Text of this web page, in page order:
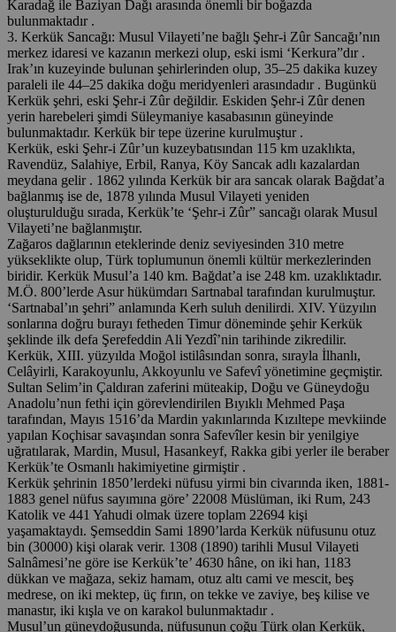
Karadağ ile Baziyan Dağı arasında önemli bir boğazda
bulunmaktadır .
3. Kerkük Sancağı: Musul Vilayeti’ne bağlı Şehr-i Zûr Sancağı’nın
merkez idaresi ve kazanın merkezi olup, eski ismi ‘Kerkura”dır .
Irak’ın kuzeyinde bulunan şehirlerinden olup, 35–25 dakika kuzey
paraleli ile 44–25 dakika doğu meridyenleri arasındadır . Bugünkü
Kerkük şehri, eski Şehr-i Zûr değildir. Eskiden Şehr-i Zûr denen
yerin harebeleri şimdi Süleymaniye kasabasının güneyinde
bulunmaktadır. Kerkük bir tepe üzerine kurulmuştur .
Kerkük, eski Şehr-i Zûr’un kuzeybatısından 115 km uzaklıkta,
Ravendüz, Salahiye, Erbil, Ranya, Köy Sancak adlı kazalardan
meydana gelir . 1862 yılında Kerkük bir ara sancak olarak Bağdat’a
bağlanmış ise de, 1878 yılında Musul Vilayeti yeniden
oluşturulduğu sırada, Kerkük’te ‘Şehr-i Zûr” sancağı olarak Musul
Vilayeti’ne bağlanmıştır.
Zağaros dağlarının eteklerinde deniz seviyesinden 310 metre
yükseklikte olup, Türk toplumunun önemli kültür merkezlerinden
biridir. Kerkük Musul’a 140 km. Bağdat’a ise 248 km. uzaklıktadır.
M.Ö. 800’lerde Asur hükümdarı Sartnabal tarafından kurulmuştur.
‘Sartnabal’ın şehri” anlamında Kerh suluh denilirdi. XIV. Yüzyılın
sonlarına doğru burayı fetheden Timur döneminde şehir Kerkük
şeklinde ilk defa Şerefeddin Ali Yezdî’nin tarihinde zikredilir.
Kerkük, XIII. yüzyılda Moğol istilâsından sonra, sırayla İlhanlı,
Celâyirli, Karakoyunlu, Akkoyunlu ve Safevî yönetimine geçmiştir.
Sultan Selim’in Çaldıran zaferini müteakip, Doğu ve Güneydoğu
Anadolu’nun fethi için görevlendirilen Bıyıklı Mehmed Paşa
tarafından, Mayıs 1516’da Mardin yakınlarında Kızıltepe mevkiinde
yapılan Koçhisar savaşından sonra Safevîler kesin bir yenilgiye
uğratılarak, Mardin, Musul, Hasankeyf, Rakka gibi yerler ile beraber
Kerkük’te Osmanlı hakimiyetine girmiştir .
Kerkük şehrinin 1850’lerdeki nüfusu yirmi bin civarında iken, 1881-
1883 genel nüfus sayımına göre’ 22008 Müslüman, iki Rum, 243
Katolik ve 441 Yahudi olmak üzere toplam 22694 kişi
yaşamaktaydı. Şemseddin Sami 1890’larda Kerkük nüfusunu otuz
bin (30000) kişi olarak verir. 1308 (1890) tarihli Musul Vilayeti
Salnâmesi’ne göre ise Kerkük’te’ 4630 hâne, on iki han, 1183
dükkan ve mağaza, sekiz hamam, otuz altı cami ve mescit, beş
medrese, on iki mektep, üç fırın, on tekke ve zaviye, beş kilise ve
manastır, iki kışla ve on karakol bulunmaktadır .
Musul’un güneydoğusunda, nüfusunun çoğu Türk olan Kerkük,